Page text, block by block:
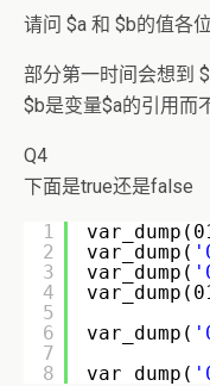
请问 $a 和 $b的值各
部分第一时间会想到
$b是变量$a的引用而
Q4
下面是true还是false
1
2
3
4
5
6
7
8
var_dump(
var_dump(
var_dump(
var_dump(